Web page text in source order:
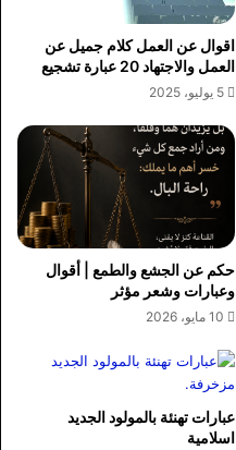
اقوال عن العمل كلام جميل عن
العمل والاجتهاد 20 عبارة تشجيع
5 يوليو، 2025
حكم عن الجشع والطمع | أقوال
وعبارات وشعر مؤثر
10 مايو، 2026
عبارات تهنئة بالمولود الجديد
اسلامية